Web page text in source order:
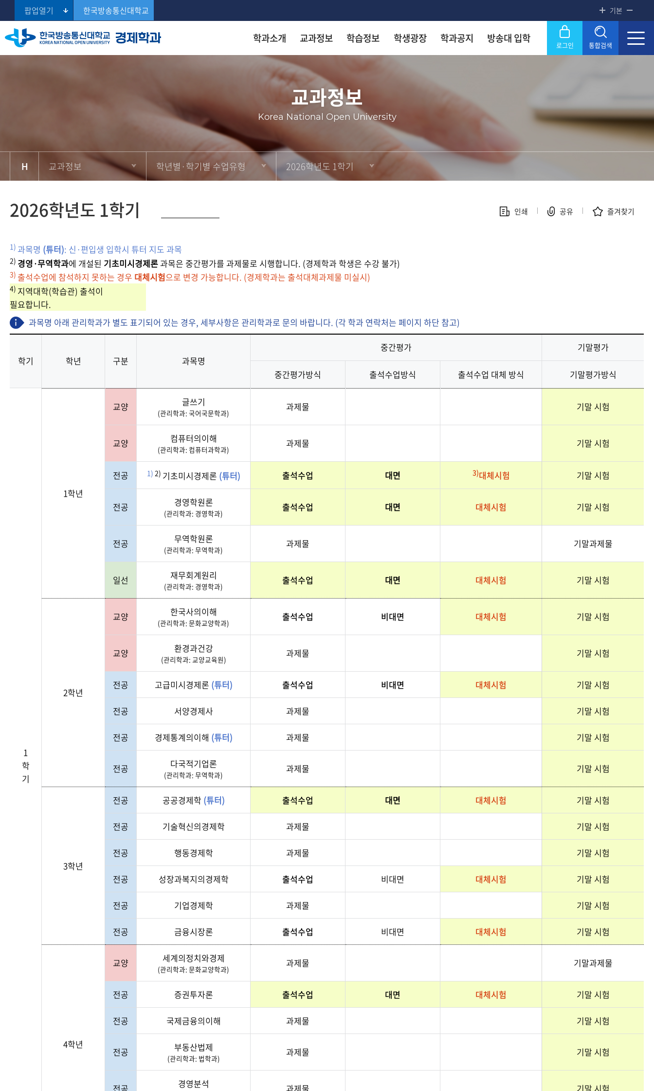
팝업열기 한국방송통신대학교 기본
학과소개
학과소개
연혁
교수진 소개
학과사무실/조교 안내
착한 등록금! 수준높은 4년제 국립대
KNOUSERVICE
교과정보
교과과정
학년별·학기별 수업유형
2026학년도 2학기
2026학년도 1학기
강의계획서
착한 등록금! 수준높은 4년제 국립대
KNOUSERVICE
학습정보
연간 일정
수강신청 및 교재구입
수업유형
성적평가
졸업안내
추가 학습 자료
착한 등록금! 수준높은 4년제 국립대
KNOUSERVICE
학생광장
학생활동소개 착한 등록금! 수준높은 4년제 국립대
KNOUSERVICE
학과공지
공지사항 착한 등록금! 수준높은 4년제 국립대
KNOUSERVICE
방송대 입학
로그인 통합검색
Search 닫기
교과정보
Korea National Open University
교과정보 학년별·학기별 수업유형 2026학년도 1학기
인쇄 공유 즐겨찾기
2026학년도 1학기
1)과목명 (튜터): 신·편입생 입학시 튜터 지도 과목
2) 경영·무역학과에 개설된 기초미시경제론과목은 중간평가를 과제물로 시행합니다. (경제학과 학생은 수강 불가)
3) 출석수업에 참석하지 못하는 경우 대체시험으로 변경 가능합니다. (경제학과는 출석대체과제물 미실시)
4) 지역대학(학습관) 출석이
필요합니다.
과목명 아래 관리학과가 별도 표기되어 있는 경우, 세부사항은 관리학과로 문의 바랍니다. (각 학과 연락처는 페이지 하단 참고)
학기 학년 구분 과목명
중간평가 기말평가
중간평가방식 출석수업방식 출석수업 대체 방식 기말평가방식
1
학
기
1학년
교양 글쓰기
(관리학과: 국어국문학과)
과제물 기말 시험
교양 컴퓨터의이해
(관리학과: 컴퓨터과학과)
과제물 기말 시험
전공 1)2) 기초미시경제론 (튜터) 출석수업 대면 3)대체시험 기말 시험
전공 경영학원론
(관리학과: 경영학과)
출석수업 대면 대체시험 기말 시험
전공 무역학원론
(관리학과: 무역학과)
과제물 기말과제물
일선 재무회계원리
(관리학과: 경영학과)
출석수업 대면 대체시험 기말 시험
2학년
교양 한국사의이해
(관리학과: 문화교양학과)
출석수업 비대면 대체시험 기말 시험
교양 환경과건강
(관리학과: 교양교육원)
과제물 기말 시험
전공 고급미시경제론 (튜터) 출석수업 비대면 대체시험 기말 시험
전공 서양경제사 과제물 기말 시험
전공 경제통계의이해 (튜터) 과제물 기말 시험
전공 다국적기업론
(관리학과: 무역학과)
과제물 기말 시험
3학년
전공 공공경제학 (튜터) 출석수업 대면 대체시험 기말 시험
전공 기술혁신의경제학 과제물 기말 시험
전공 행동경제학 과제물 기말 시험
전공 성장과복지의경제학 출석수업 비대면 대체시험 기말 시험
전공 기업경제학 과제물 기말 시험
전공 금융시장론 출석수업 비대면 대체시험 기말 시험
4학년
교양 세계의정치와경제
(관리학과: 문화교양학과)
과제물 기말과제물
전공 증권투자론 출석수업 대면 대체시험 기말 시험
전공 국제금융의이해 과제물 기말 시험
전공 부동산법제
(관리학과: 법학과)
과제물 기말 시험
전공 경영분석 과제물 기말 시험